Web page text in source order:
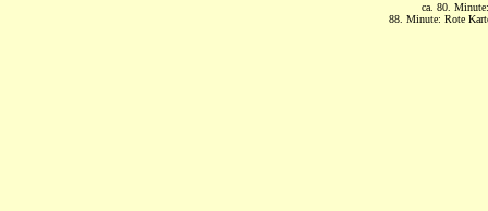
ca. 80.
88. Minute: Rote